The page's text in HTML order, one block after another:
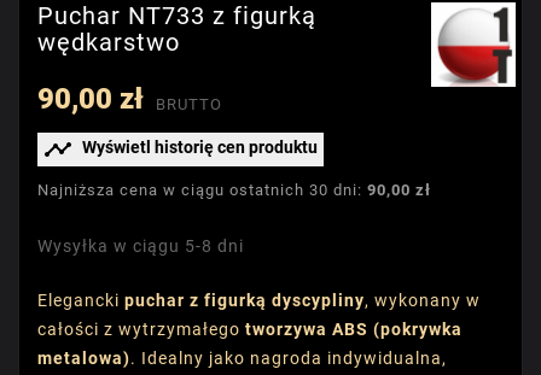
Puchar NT733 z figurką
wędkarstwo
90,00 zł BRUTTO
 Wyświetl historię cen produktu
Najniższa cena w ciągu ostatnich 30 dni: 90,00 zł
Wysyłka w ciągu 5-8 dni
Elegancki puchar z figurką dyscypliny, wykonany w
całości z wytrzymałego tworzywa ABS (pokrywka
metalowa). Idealny jako nagroda indywidualna,